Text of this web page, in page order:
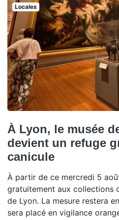
Locales
À Lyon, le musée
devient un refuge
canicule
À partir de ce mercredi 5
gratuitement aux collections
de Lyon. La mesure restera
sera placé en vigilance